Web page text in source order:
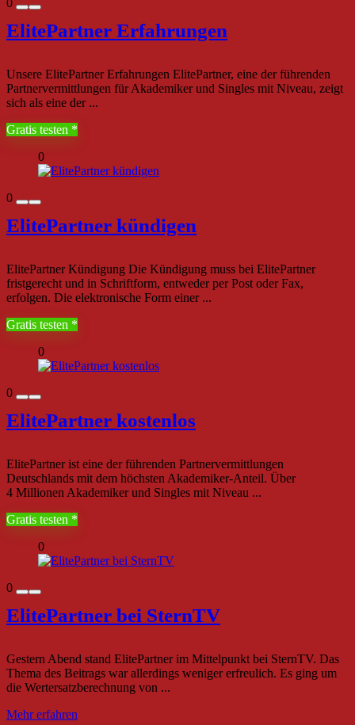
0
ElitePartner Erfahrungen
Unsere ElitePartner Erfahrungen ElitePartner, eine der führenden
Partnervermittlungen für Akademiker und Singles mit Niveau, zeigt
sich als eine der ...
Gratis testen
0
0
ElitePartner kündigen
ElitePartner Kündigung Die Kündigung muss bei ElitePartner
fristgerecht und in Schriftform, entweder per Post oder Fax,
erfolgen. Die elektronische Form einer ...
Gratis testen
0
0
ElitePartner kostenlos
ElitePartner ist eine der führenden Partnervermittlungen
Deutschlands mit dem höchsten Akademiker-Anteil. Über
4 Millionen Akademiker und Singles mit Niveau ...
Gratis testen
0
0
ElitePartner bei SternTV
Gestern Abend stand ElitePartner im Mittelpunkt bei SternTV. Das
Thema des Beitrags war allerdings weniger erfreulich. Es ging um
die Wertersatzberechnung von ...
Mehr erfahren